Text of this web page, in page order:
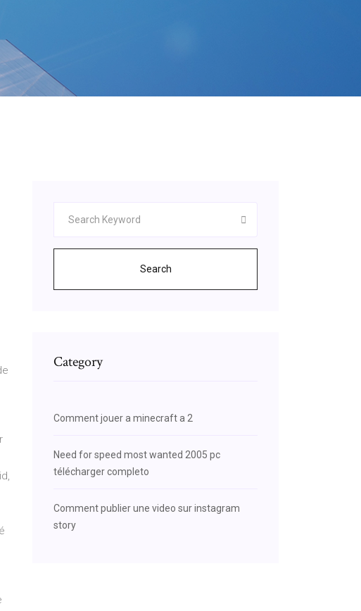
Search
Category
Comment jouer a minecraft a 2
Need for speed most wanted 2005 pc
télécharger completo
Comment publier une video sur instagram
story